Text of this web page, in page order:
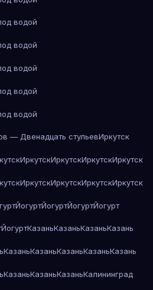
водой
водой
водой
водой
водой
— Двенадцать стульевИркутск
ИркутскИркутскИркутскИркутск
ИркутскИркутскИркутскИркутск
ЙогуртЙогуртЙогуртЙогурт
ЙогуртКазаньКазаньКазаньКазань
КазаньКазаньКазаньКазаньКазань
КазаньКазаньКазаньКалининград